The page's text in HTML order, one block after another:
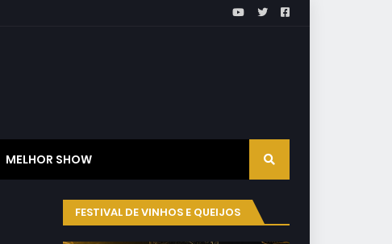
MELHOR SHOW
FESTIVAL DE VINHOS E QUEIJOS